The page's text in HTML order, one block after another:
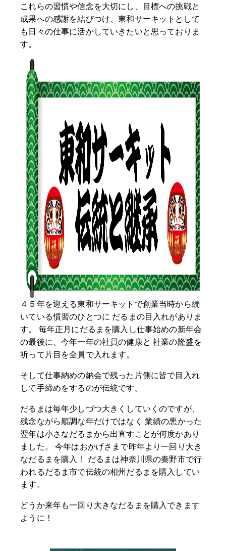
これらの習慣や信念を大切にし、目標への挑戦と
成果への感謝を結びつけ、東和サーキットとして
も日々の仕事に活かしていきたいと思っておりま
す。
４５年を迎える東和サーキットで創業当時から続
いている慣習のひとつに だるまの目入れがありま
す。 毎年正月にだるまを購入し仕事始めの新年会
の最後に、今年一年の社員の健康と 社業の隆盛を
祈って片目を全員で入れます。
そして仕事納めの納会で残った片側に皆で目入れ
して手締めをするのが伝統です。
だるまは毎年少しづつ大きくしていくのですが、
残念ながら順調な年だけではなく 業績の悪かった
翌年は小さなだるまから出直すことが何度かあり
ました。 今年はおかげさまで昨年より一回り大き
なだるまを購入！ だるまは神奈川県の秦野市で行
われるだるま市で伝統の相州だるまを購入してい
ます。
どうか来年も一回り大きなだるまを購入できます
ように！